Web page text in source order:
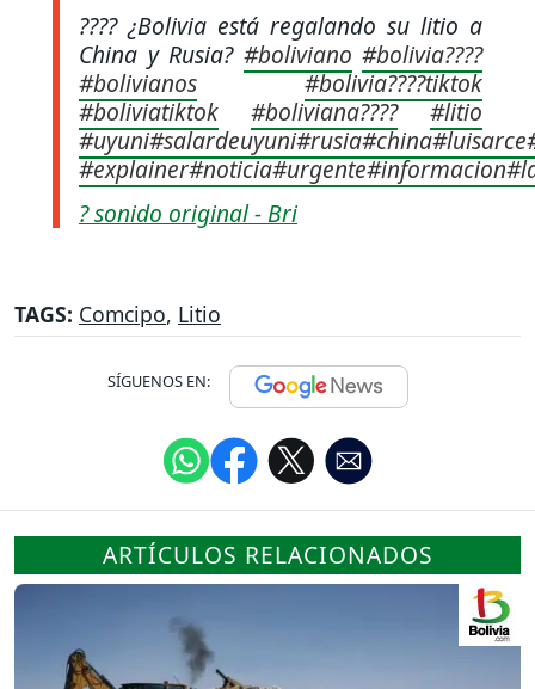
???? ¿Bolivia está regalando su litio a
China y Rusia? #boliviano #bolivia????
#bolivianos
#bolivia????tiktok
#boliviatiktok
#boliviana????
#litio
#uyuni#salardeuyuni#rusia#china#luisarce
#explainer#noticia#urgente#informacion
? sonido original - Bri
TAGS: Comcipo, Litio
SÍGUENOS EN:
ARTÍCULOS RELACIONADOS